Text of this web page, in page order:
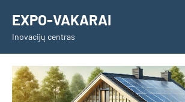
content
EXPO-VAKARAI
Inovacijų centras